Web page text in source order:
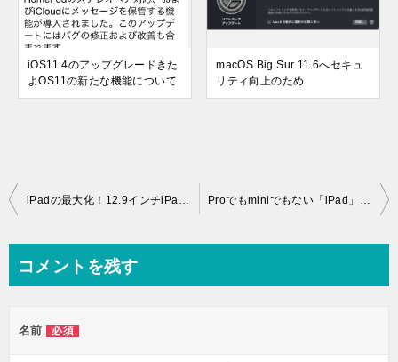
iOS11.4のアップグレードきた
よOS11の新たな機能について
macOS Big Sur 11.6へセキュ
リティ向上のため
投
ビ
ー
iPadの最大化！12.9インチiPad Proの世代は？ Proでもminiでもない「iPad」世代の違いを確認！その2
コメントを残す
名前 必須